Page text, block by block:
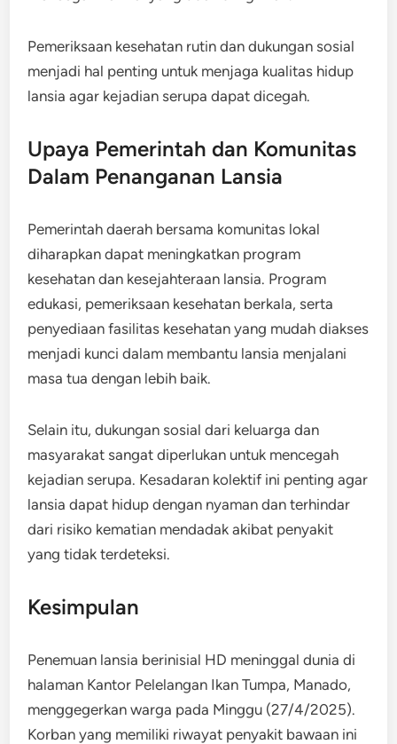
Pemeriksaan kesehatan rutin dan dukungan sosial
menjadi hal penting untuk menjaga kualitas hidup
lansia agar kejadian serupa dapat dicegah.
Upaya Pemerintah dan Komunitas
Dalam Penanganan Lansia
Pemerintah daerah bersama komunitas lokal
diharapkan dapat meningkatkan program
kesehatan dan kesejahteraan lansia. Program
edukasi, pemeriksaan kesehatan berkala, serta
penyediaan fasilitas kesehatan yang mudah diakses
menjadi kunci dalam membantu lansia menjalani
masa tua dengan lebih baik.
Selain itu, dukungan sosial dari keluarga dan
masyarakat sangat diperlukan untuk mencegah
kejadian serupa. Kesadaran kolektif ini penting agar
lansia dapat hidup dengan nyaman dan terhindar
dari risiko kematian mendadak akibat penyakit
yang tidak terdeteksi.
Kesimpulan
Penemuan lansia berinisial HD meninggal dunia di
halaman Kantor Pelelangan Ikan Tumpa, Manado,
menggegerkan warga pada Minggu (27/4/2025).
Korban yang memiliki riwayat penyakit bawaan ini